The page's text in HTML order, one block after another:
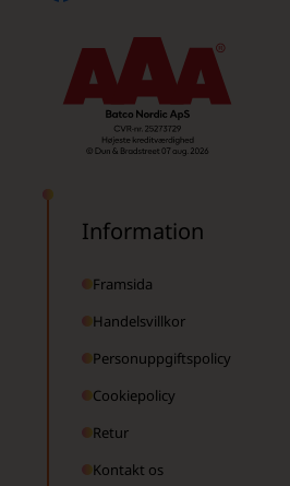
Information
Framsida
Handelsvillkor
Personuppgiftspolicy
Cookiepolicy
Retur
Kontakt os